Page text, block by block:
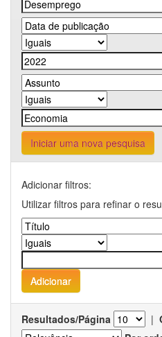
Iniciar uma nova pesquisa
Adicionar filtros:
Utilizar filtros para refinar o
Resultados/Página |